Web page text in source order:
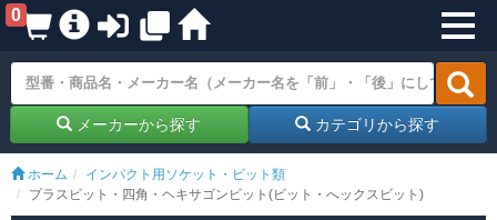
0
メーカーから探す カテゴリから探す
ホーム
インパクト用ソケット・ビット類
プラスビット・四角・ヘキサゴンビット(ビット・へックスビット)